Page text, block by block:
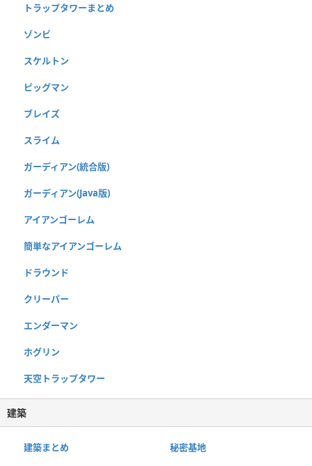
トラップタワーまとめ
ゾンビ
スケルトン
ピッグマン
ブレイズ
スライム
ガーディアン(統合版)
ガーディアン(Java版)
アイアンゴーレム
簡単なアイアンゴーレム
ドラウンド
クリーパー
エンダーマン
ホグリン
天空トラップタワー
建築
建築まとめ 秘密基地